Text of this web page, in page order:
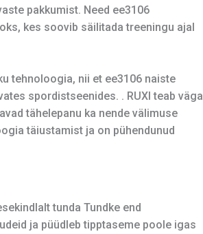
pakkumist. Need ee3106
kes soovib säilitada treeningu ajal
tehnoloogia, nii et ee3106 naiste
spordistseenides. . RUXI teab väga
tähelepanu ka nende välimuse
täiustamist ja on pühendunud
tunda Tundke end
ja püüdleb tipptaseme poole igas